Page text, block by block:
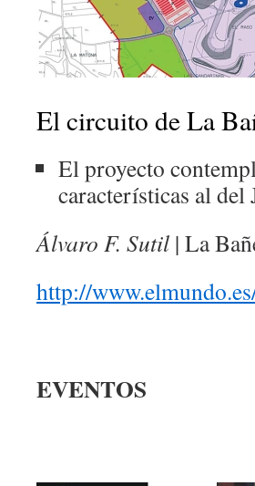
El circuito de La
El proyecto
características al del
Álvaro F. Sutil | La
http://
EVENTOS